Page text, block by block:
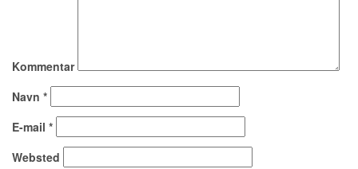
Kommentar
Navn *
E-mail *
Websted